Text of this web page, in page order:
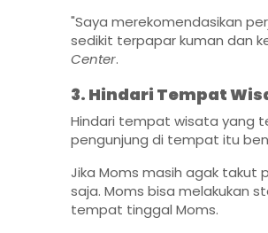
"Saya merekomendasikan
sedikit terpapar kuman dan
Center.
3. Hindari Tempat
Hindari tempat wisata yang
pengunjung di tempat itu
Jika Moms masih agak
saja. Moms bisa melakukan
tempat tinggal Moms.